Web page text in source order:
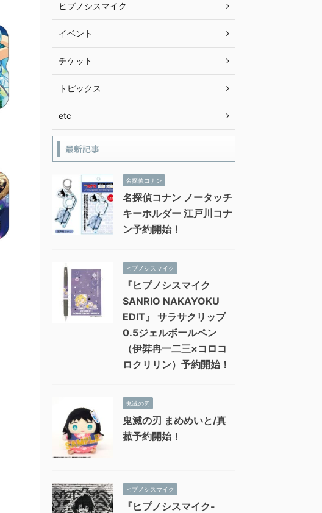
ヒプノシスマイク
イベント
チケット
トピックス
etc
最新記事
名探偵コナン
名探偵コナン ノータッチ
キーホルダー 江戸川コナ
ン予約開始！
ヒプノシスマイク
『ヒプノシスマイク
SANRIO NAKAYOKU
EDIT』 サラサクリップ
0.5ジェルボールペン
（伊弉冉一二三×コロコ
ロクリリン）予約開始！
鬼滅の刃
鬼滅の刃 まめめいと/真
菰予約開始！
ヒプノシスマイク
『ヒプノシスマイク-